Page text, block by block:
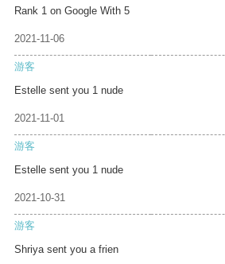
Rank 1 on Google With 5
2021-11-06
游客
Estelle sent you 1 nude
2021-11-01
游客
Estelle sent you 1 nude
2021-10-31
游客
Shriya sent you a frien